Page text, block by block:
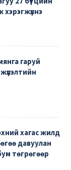
гаруй
хагас жилд
давуулан
төгрөгөөр